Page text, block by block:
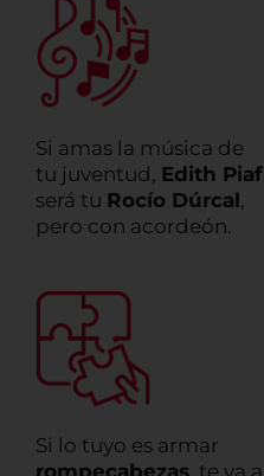
Si amas la música de
tu juventud, Edith Piaf
será tu Rocío Dúrcal,
pero con acordeón.
Si lo tuyo es armar
rompecabezas , te va a